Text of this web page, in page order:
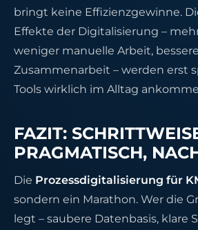
bringt keine Effizienzgewinne.
Effekte der Digitalisierung –
weniger manuelle Arbeit, bessere
Zusammenarbeit – werden erst
Tools wirklich im Alltag
FAZIT:
PRAGMATISCH,
Die Prozessdigitalisierung für
sondern ein Marathon. Wer die
legt – saubere Datenbasis, klare